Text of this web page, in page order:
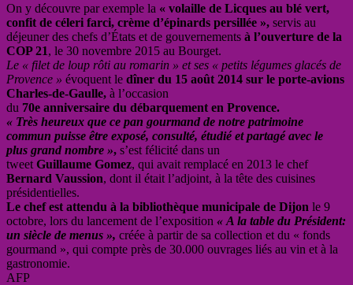
On y découvre par exemple la « volaille de Licques au blé vert,
confit de céleri farci, crème d’épinards persillée », servis au
déjeuner des chefs d’États et de gouvernements à l’ouverture de la
COP 21, le 30 novembre 2015 au Bourget.
Le « filet de loup rôti au romarin » et ses « petits légumes glacés de
Provence » évoquent le dîner du 15 août 2014 sur le porte-avions
Charles-de-Gaulle, à l’occasion
du 70e anniversaire du débarquement en Provence.
« Très heureux que ce pan gourmand de notre patrimoine
commun puisse être exposé, consulté, étudié et partagé avec le
plus grand nombre », s’est félicité dans un
tweet Guillaume Gomez, qui avait remplacé en 2013 le chef
Bernard Vaussion, dont il était l’adjoint, à la tête des cuisines
présidentielles.
Le chef est attendu à la bibliothèque municipale de Dijon le 9
octobre, lors du lancement de l’exposition « A la table du Président:
un siècle de menus », créée à partir de sa collection et du « fonds
gourmand », qui compte près de 30.000 ouvrages liés au vin et à la
gastronomie.
AFP